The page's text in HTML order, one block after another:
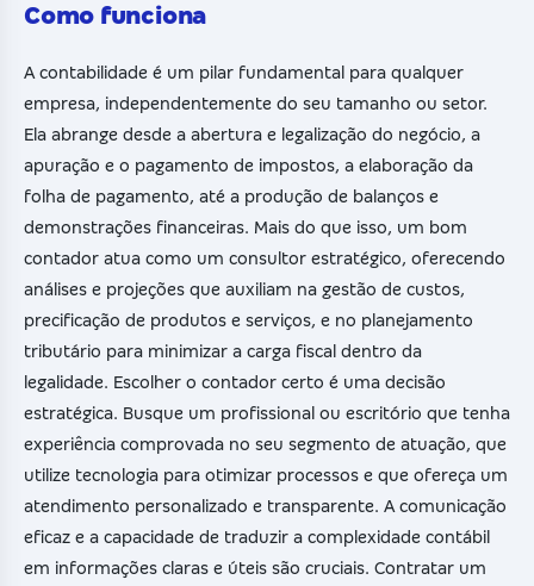
Como funciona
A contabilidade é um pilar fundamental para qualquer
empresa, independentemente do seu tamanho ou setor.
Ela abrange desde a abertura e legalização do negócio, a
apuração e o pagamento de impostos, a elaboração da
folha de pagamento, até a produção de balanços e
demonstrações financeiras. Mais do que isso, um bom
contador atua como um consultor estratégico, oferecendo
análises e projeções que auxiliam na gestão de custos,
precificação de produtos e serviços, e no planejamento
tributário para minimizar a carga fiscal dentro da
legalidade. Escolher o contador certo é uma decisão
estratégica. Busque um profissional ou escritório que tenha
experiência comprovada no seu segmento de atuação, que
utilize tecnologia para otimizar processos e que ofereça um
atendimento personalizado e transparente. A comunicação
eficaz e a capacidade de traduzir a complexidade contábil
em informações claras e úteis são cruciais. Contratar um